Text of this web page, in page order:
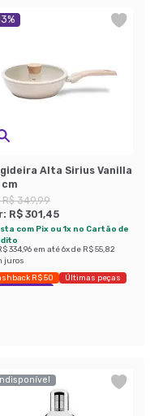
%
Alta Sirius Vanilla
R$ 349,99
R$ 301,45
com Pix ou 1x no Cartão de
334,96 em até6x de R$ 55,82
juros
R$ 50
Últimas peças
13%